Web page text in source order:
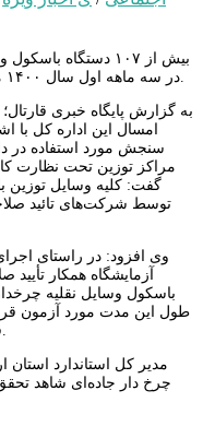
بیش از ۱۰۷ دستگاه
در سه ماهه اول سال ۱۴۰۰ مورد بازررسی و آزمون دوره ای قرار گرفت.
به گزارش پایگاه خبری
امسال این اداره کل با
سنجش مورد استفاده در
مراکز توزین تحت نظارت
گفت: کلیه وسایل توزین
توسط شرکت‌های تائید
وی افزود: در راستای
قبول و ۳ باسکول نیز مردود اعلام شده است.
مدیر کل استاندارد استان